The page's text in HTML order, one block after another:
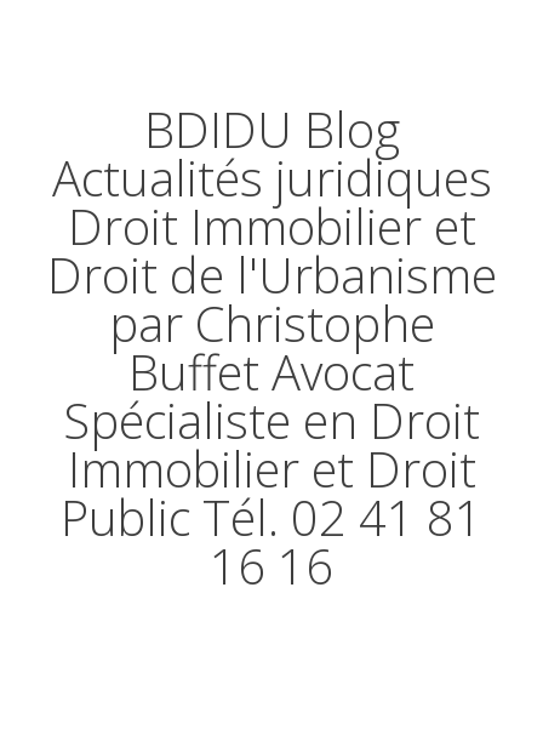
BDIDU Blog
Actualités juridiques
Droit Immobilier et
Droit de l'Urbanisme
par Christophe
Buffet Avocat
Spécialiste en Droit
Immobilier et Droit
Public Tél. 02 41 81
16 16